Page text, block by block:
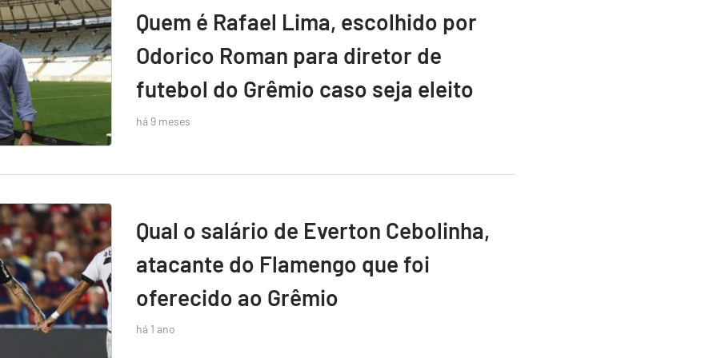
Quem é Rafael Lima, escolhido por
Odorico Roman para diretor de
futebol do Grêmio caso seja eleito
há 9 meses
Qual o salário de Everton Cebolinha,
atacante do Flamengo que foi
oferecido ao Grêmio
há 1 ano